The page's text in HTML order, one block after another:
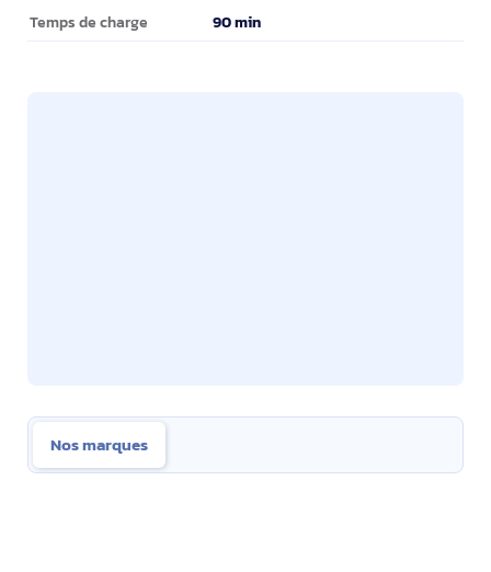
Caractéristiques du fournisseur
Temps de charge 90 min
Nos marques